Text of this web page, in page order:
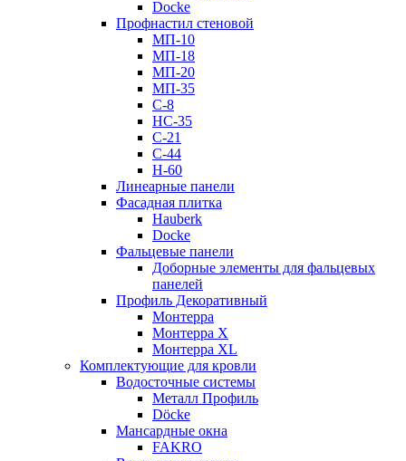
Docke
Профнастил стеновой
МП-10
МП-18
МП-20
МП-35
С-8
НС-35
С-21
С-44
Н-60
Линеарные панели
Фасадная плитка
Hauberk
Docke
Фальцевые панели
Доборные элементы для фальцевых
панелей
Профиль Декоративный
Монтерра
Монтерра X
Монтерра XL
Комплектующие для кровли
Водосточные системы
Металл Профиль
Döcke
Мансардные окна
FAKRO